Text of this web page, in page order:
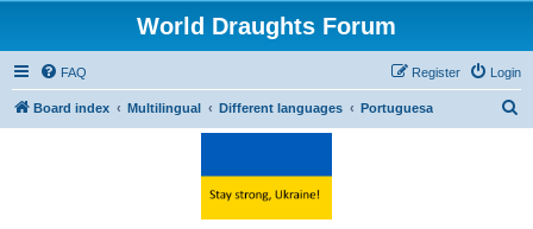
World Draughts Forum
FAQ Login
Register
Board index Multilingual Different languages Portuguesa